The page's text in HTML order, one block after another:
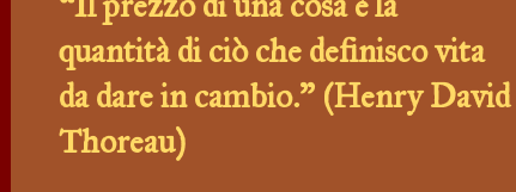
quantità di ciò che definisco vita
da dare in cambio.” (Henry David
Thoreau)